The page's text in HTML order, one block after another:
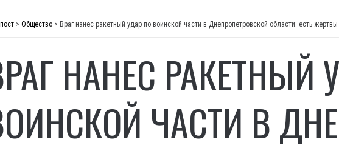
> Общество > Враг нанес ракетный удар по воинской части в Днепропетровской области: есть жертвы
НАНЕС РАКЕТНЫЙ
ЧАСТИ В